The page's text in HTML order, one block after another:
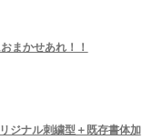
まかせあれ！！
ジナル刺繍型＋既存書体加